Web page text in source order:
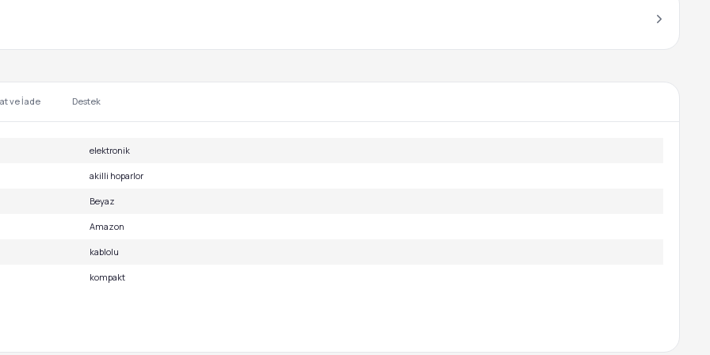
ve İade Destek
elektronik
akilli hoparlor
Beyaz
Amazon
kablolu
kompakt